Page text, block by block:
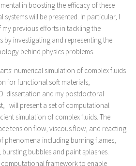
in boosting the efficacy of these
will be presented. In particular, I
previous efforts in tackling the
by investigating and representing the
behind physics problems.
numerical simulation of complex fluids
for functional soft materials,
dissertation and my postdoctoral
I will present a set of computational
simulation of complex fluids. The
tension flow, viscous flow, and reacting
phenomena including burning flames,
bubbles and paint splashes.
framework to enable